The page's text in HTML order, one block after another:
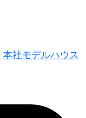
本社モデルハウス